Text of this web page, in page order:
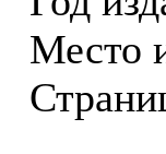
Место